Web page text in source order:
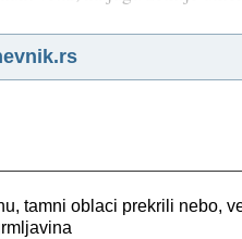
tamni oblaci prekrili nebo,